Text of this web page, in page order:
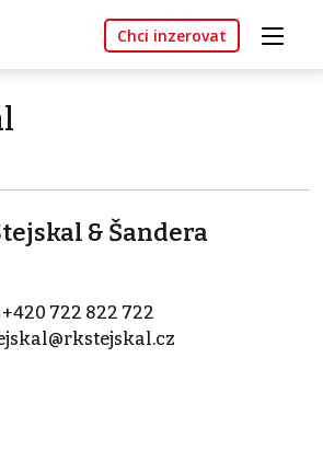
Chci inzerovat
& Šandera
+420 722 822 722